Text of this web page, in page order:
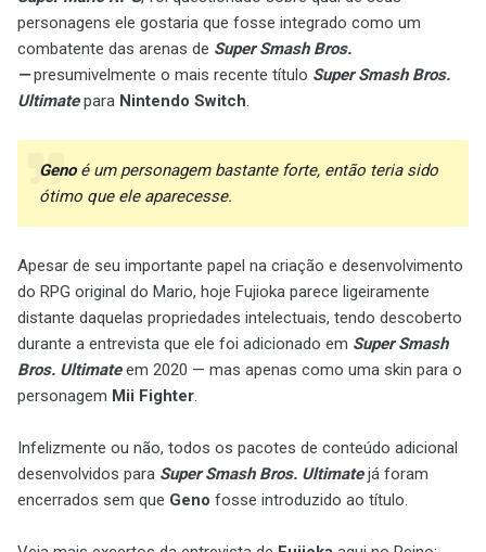
personagens ele gostaria que fosse integrado como um
combatente das arenas de Super Smash Bros.
—presumivelmente o mais recente título Super Smash Bros.
Ultimatepara Nintendo Switch.
Genoé um personagem bastante forte, então teria sido
ótimo que ele aparecesse.
Apesar de seu importante papel na criação e desenvolvimento
do RPG original do Mario, hoje Fujioka parece ligeiramente
distante daquelas propriedades intelectuais, tendo descoberto
durante a entrevista que ele foi adicionado em Super Smash
Bros. Ultimateem 2020 — mas apenas como uma skin para o
personagem Mii Fighter.
Infelizmente ou não, todos os pacotes de conteúdo adicional
desenvolvidos para Super Smash Bros. Ultimatejá foram
encerrados sem que Geno fosse introduzido ao título.